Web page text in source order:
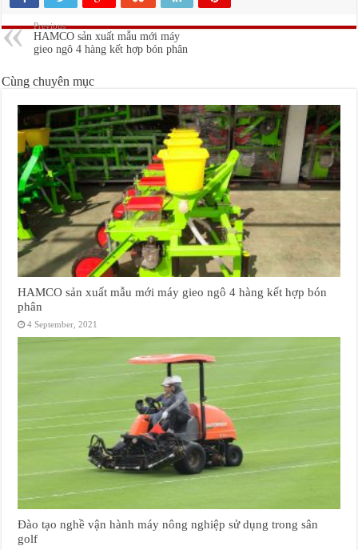
Previous
HAMCO sản xuất mẫu mới máy
gieo ngô 4 hàng kết hợp bón phân
Cùng chuyên mục
HAMCO sản xuất mẫu mới máy gieo ngô 4 hàng kết hợp bón
phân
4 September, 2021
Đào tạo nghề vận hành máy nông nghiệp sử dụng trong sân
golf